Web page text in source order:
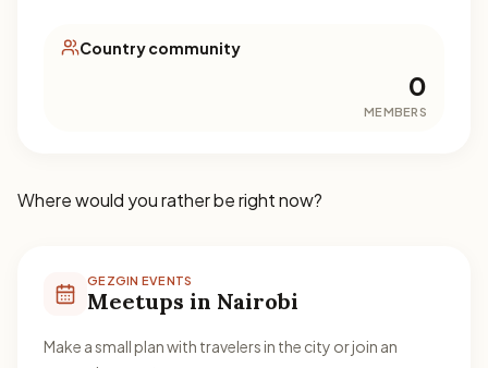
Country community
0
MEMBERS
Where would you rather be right now?
GEZGIN EVENTS
Meetups in Nairobi
Make a small plan with travelers in the city or join an